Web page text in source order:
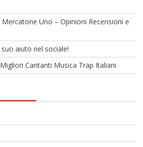
Mercatone Uno – Opinioni Recensioni e
aiuto nel sociale!
Cantanti Musica Trap Italiani